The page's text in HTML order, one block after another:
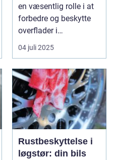
en væsentlig rolle i at
forbedre og beskytte
overflader i
forskellige...
04 juli 2025
Rustbeskyttelse i
løgstør: din bils